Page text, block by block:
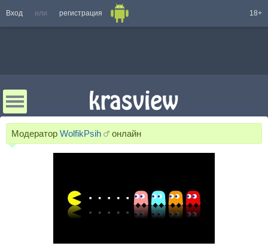
Вход или регистрация 18+
Модератор WolfikPsih онлайн